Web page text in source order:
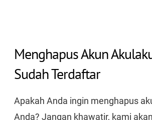
Menghapus Akun
Sudah Terdaftar
Apakah Anda ingin menghapus
Anda? Jangan khawatir, kami